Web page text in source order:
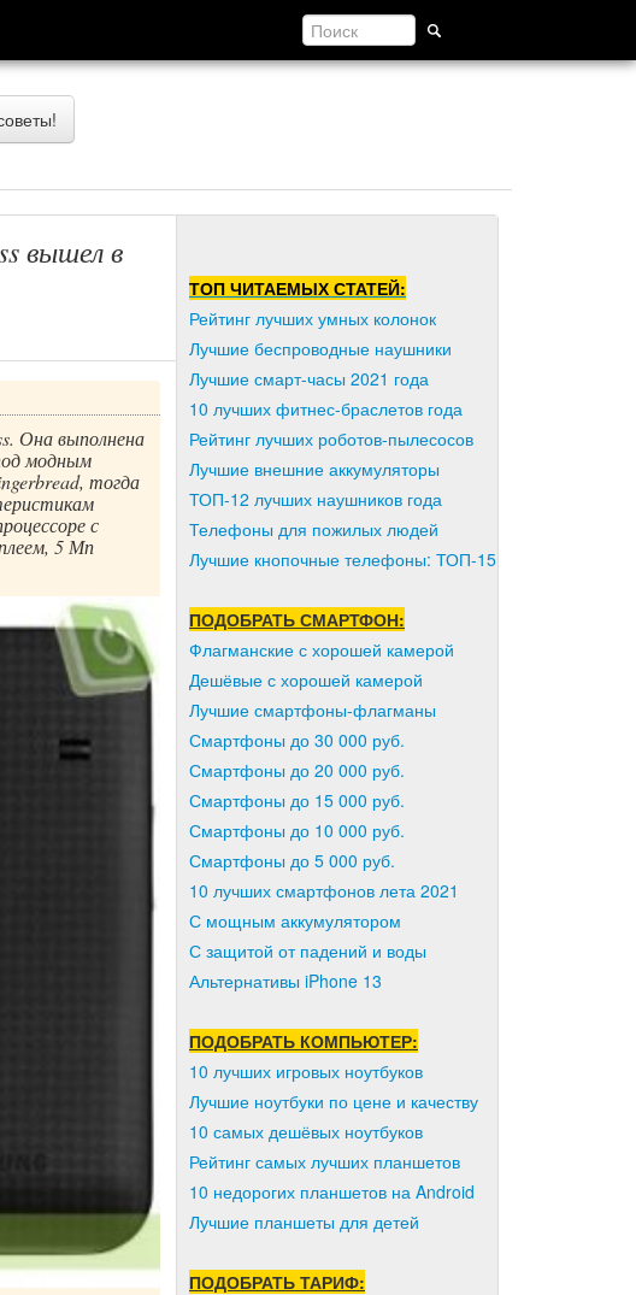
вышел в
Она выполнена
модным
тогда
с
5 Мп
ТОП ЧИТАЕМЫХ СТАТЕЙ:
Рейтинг лучших умных колонок
Лучшие беспроводные наушники
Лучшие смарт-часы 2021 года
10 лучших фитнес-браслетов года
Рейтинг лучших роботов-пылесосов
Лучшие внешние аккумуляторы
ТОП-12 лучших наушников года
Телефоны для пожилых людей
Лучшие кнопочные телефоны: ТОП-15
ПОДОБРАТЬ СМАРТФОН:
Флагманские с хорошей камерой
Дешёвые с хорошей камерой
Лучшие смартфоны-флагманы
Смартфоны до 30 000 руб.
Смартфоны до 20 000 руб.
Смартфоны до 15 000 руб.
Смартфоны до 10 000 руб.
Смартфоны до 5 000 руб.
10 лучших смартфонов лета 2021
С мощным аккумулятором
С защитой от падений и воды
Альтернативы iPhone 13
ПОДОБРАТЬ КОМПЬЮТЕР:
10 лучших игровых ноутбуков
Лучшие ноутбуки по цене и качеству
10 самых дешёвых ноутбуков
Рейтинг самых лучших планшетов
10 недорогих планшетов на Android
Лучшие планшеты для детей
ПОДОБРАТЬ ТАРИФ: